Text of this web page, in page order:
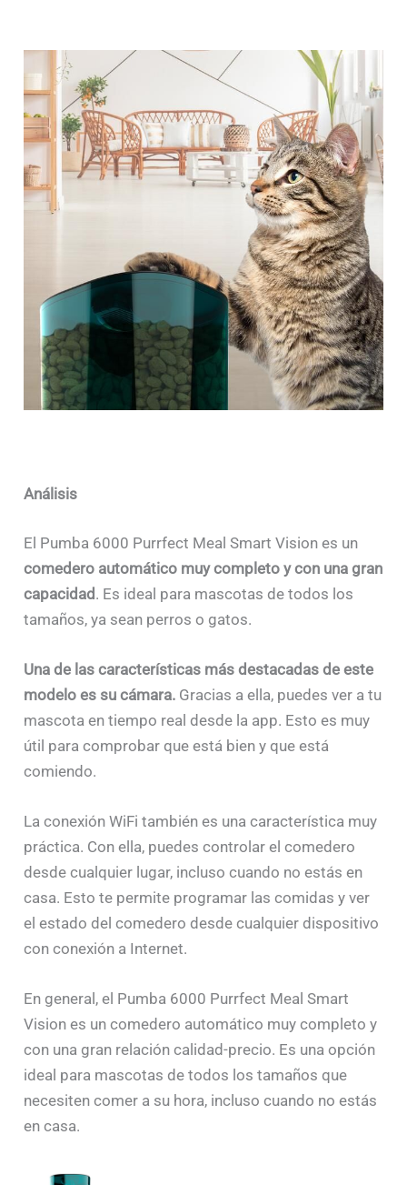
Análisis
El Pumba 6000 Purrfect Meal Smart Vision es un
comedero automático muy completo y con una gran
capacidad. Es ideal para mascotas de todos los
tamaños, ya sean perros o gatos.
Una de las características más destacadas de este
modelo es su cámara. Gracias a ella, puedes ver a tu
mascota en tiempo real desde la app. Esto es muy
útil para comprobar que está bien y que está
comiendo.
La conexión WiFi también es una característica muy
práctica. Con ella, puedes controlar el comedero
desde cualquier lugar, incluso cuando no estás en
casa. Esto te permite programar las comidas y ver
el estado del comedero desde cualquier dispositivo
con conexión a Internet.
En general, el Pumba 6000 Purrfect Meal Smart
Vision es un comedero automático muy completo y
con una gran relación calidad-precio. Es una opción
ideal para mascotas de todos los tamaños que
necesiten comer a su hora, incluso cuando no estás
en casa.